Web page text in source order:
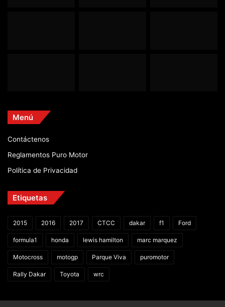
Menú
Contáctenos
Reglamentos Puro Motor
Política de Privacidad
Etiquetas
2015 2016 2017 CTCC dakar f1 Ford
formula1 honda lewis hamilton marc marquez
Motocross motogp Parque Viva puromotor
Rally Dakar Toyota wrc